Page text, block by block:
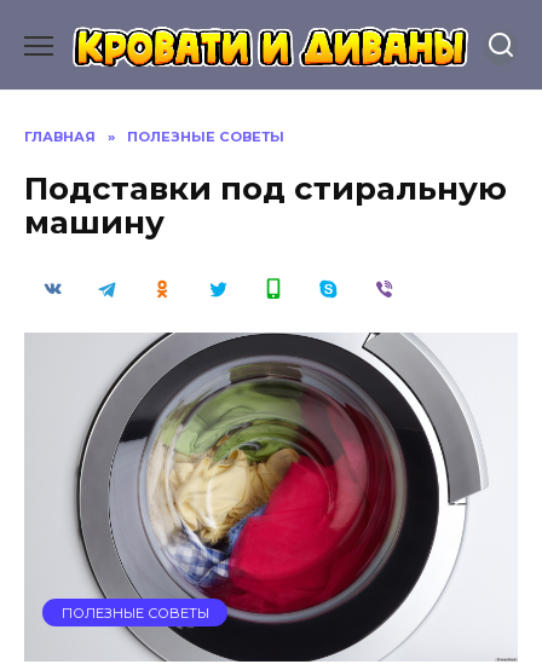
содержанию
ГЛАВНАЯ » ПОЛЕЗНЫЕ СОВЕТЫ
Подставки под стиральную
машину
ПОЛЕЗНЫЕ СОВЕТЫ